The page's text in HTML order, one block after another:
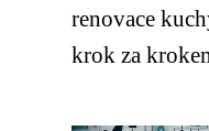
renovace
krok za